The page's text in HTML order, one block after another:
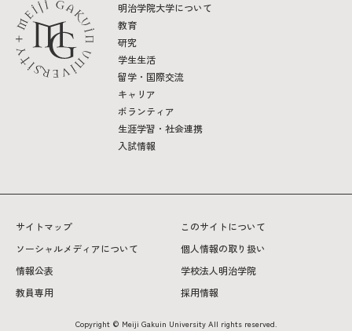
明治学院大学について
教育
研究
学生生活
留学・国際交流
キャリア
ボランティア
生涯学習・社会連携
入試情報
サイトマップ
このサイトについて
ソーシャルメディアについて
個人情報の取り扱い
情報公表
学校法人明治学院
教員専用
採用情報
Copyright © Meiji Gakuin University All rights reserved.